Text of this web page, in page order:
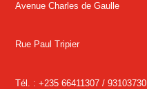
Avenue Charles de Gaulle
Rue Paul Tripier
Tél. : +235 66411307 /93103730